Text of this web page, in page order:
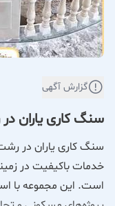
گزارش آگهی
سنگ کاری یاران
سنگ کاری یاران در
خدمات باکیفیت در
است. این مجموعه با